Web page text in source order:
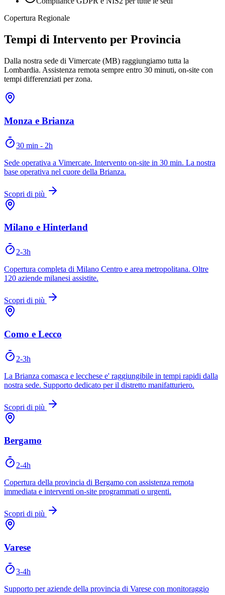
Copertura Regionale
Tempi di Intervento per Provincia
Dalla nostra sede di Vimercate (MB) raggiungiamo tutta la
Lombardia. Assistenza remota sempre entro 30 minuti, on-site con
tempi differenziati per zona.
Monza e Brianza
30 min - 2h
Sede operativa a Vimercate. Intervento on-site in 30 min. La nostra
base operativa nel cuore della Brianza.
Scopri di più
Milano e Hinterland
2-3h
Copertura completa di Milano Centro e area metropolitana. Oltre
120 aziende milanesi assistite.
Scopri di più
Como e Lecco
2-3h
La Brianza comasca e lecchese e' raggiungibile in tempi rapidi dalla
nostra sede. Supporto dedicato per il distretto manifatturiero.
Scopri di più
Bergamo
2-4h
Copertura della provincia di Bergamo con assistenza remota
immediata e interventi on-site programmati o urgenti.
Scopri di più
Varese
3-4h
Supporto per aziende della provincia di Varese con monitoraggio